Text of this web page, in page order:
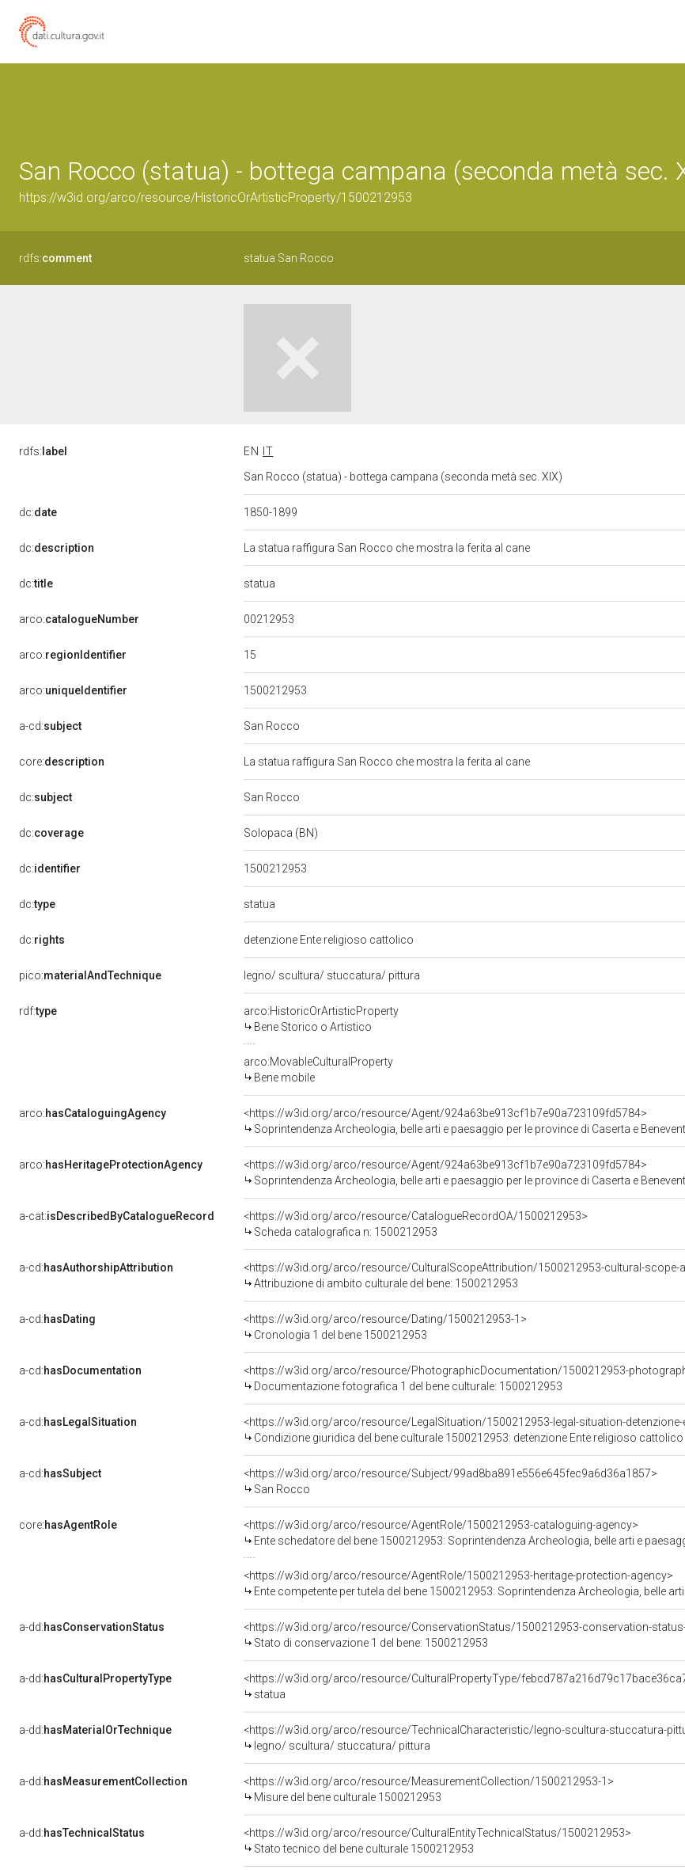
San Rocco (statua) - bottega campana (seconda metà sec.
https://w3id.org/arco/resource/HistoricOrArtisticProperty/1500212953
rdfs:comment statua San Rocco
rdfs: label EN
IT
San Rocco (statua) - bottega campana (seconda metà sec. XIX)
dc:date 1850-1899
dc:description La statua raffigura San Rocco che mostra la ferita al cane
dc:title statua
arco:catalogueNumber 00212953
arco:regionIdentifier 15
arco:uniqueIdentifier 1500212953
a-cd:subject San Rocco
core:description La statua raffigura San Rocco che mostra la ferita al cane
dc:subject San Rocco
dc:coverage Solopaca (BN)
dc:identifier 1500212953
dc:type statua
dc:rights detenzione Ente religioso cattolico
pico:materialAndTechnique legno/ scultura/ stuccatura/ pittura
rdf:type
arco:HistoricOrArtisticProperty
Bene Storico o Artistico
arco:MovableCulturalProperty
Bene mobile
arco:hasCataloguingAgency
<https://w3id.org/arco/resource/Agent/924a63be913cf1b7e90a723109fd5784>
Soprintendenza Archeologia, belle arti e paesaggio per le province di Caserta e
arco:hasHeritageProtectionAgency
<https://w3id.org/arco/resource/Agent/924a63be913cf1b7e90a723109fd5784>
Soprintendenza Archeologia, belle arti e paesaggio per le province di Caserta e
a-cat:isDescribedByCatalogueRecord
<https://w3id.org/arco/resource/CatalogueRecordOA/1500212953>
Scheda catalografica n: 1500212953
a-cd:hasAuthorshipAttribution
<https://w3id.org/arco/resource/CulturalScopeAttribution/1500212953-cultural-scope-
Attribuzione di ambito culturale del bene: 1500212953
a-cd:hasDating
<https://w3id.org/arco/resource/Dating/1500212953-1>
Cronologia 1 del bene 1500212953
a-cd:hasDocumentation
<https://w3id.org/arco/resource/PhotographicDocumentation/1500212953-
Documentazione fotografica 1 del bene culturale: 1500212953
a-cd:hasLegalSituation
<https://w3id.org/arco/resource/LegalSituation/1500212953-legal-situation-
Condizione giuridica del bene culturale 1500212953: detenzione Ente religioso cattolico
a-cd:hasSubject
<https://w3id.org/arco/resource/Subject/99ad8ba891e556e645fec9a6d36a1857>
San Rocco
core:hasAgentRole
<https://w3id.org/arco/resource/AgentRole/1500212953-cataloguing-agency>
Ente schedatore del bene 1500212953: Soprintendenza Archeologia, belle arti e
<https://w3id.org/arco/resource/AgentRole/1500212953-heritage-protection-agency>
Ente competente per tutela del bene 1500212953: Soprintendenza Archeologia, belle
a-dd:hasConservationStatus
<https://w3id.org/arco/resource/ConservationStatus/1500212953-conservation-
Stato di conservazione 1 del bene: 1500212953
a-dd:hasCulturalPropertyType
<https://w3id.org/arco/resource/CulturalPropertyType/
statua
a-dd:hasMaterialOrTechnique
<https://w3id.org/arco/resource/TechnicalCharacteristic/legno-scultura-stuccatura-
legno/ scultura/ stuccatura/ pittura
a-dd:hasMeasurementCollection
<https://w3id.org/arco/resource/MeasurementCollection/1500212953-1>
Misure del bene culturale 1500212953
a-dd:hasTechnicalStatus
<https://w3id.org/arco/resource/CulturalEntityTechnicalStatus/1500212953>
Stato tecnico del bene culturale 1500212953